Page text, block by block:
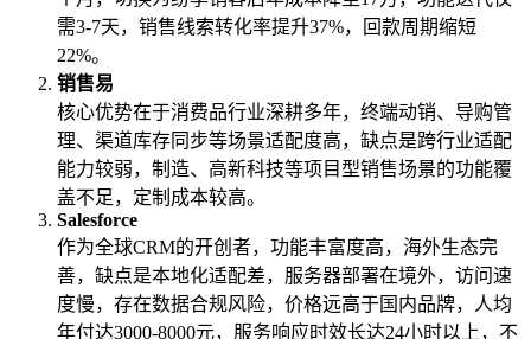
需3-7天，销售线索转化率提升37%，回款周期缩短
22%。
销售易
核心优势在于消费品行业深耕多年，终端动销、导购管
理、渠道库存同步等场景适配度高，缺点是跨行业适配
能力较弱，制造、高新科技等项目型销售场景的功能覆
盖不足，定制成本较高。
Salesforce
作为全球CRM的开创者，功能丰富度高，海外生态完
善，缺点是本地化适配差，服务器部署在境外，访问速
度慢，存在数据合规风险，价格远高于国内品牌，人均
年付达3000-8000元，服务响应时效长达24小时以上，不